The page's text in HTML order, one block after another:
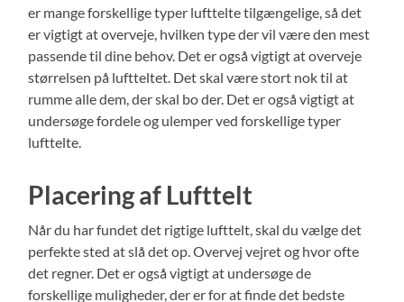
er mange forskellige typer lufttelte tilgængelige, så det
er vigtigt at overveje, hvilken type der vil være den mest
passende til dine behov. Det er også vigtigt at overveje
størrelsen på luftteltet. Det skal være stort nok til at
rumme alle dem, der skal bo der. Det er også vigtigt at
undersøge fordele og ulemper ved forskellige typer
lufttelte.
Placering af Lufttelt
Når du har fundet det rigtige lufttelt, skal du vælge det
perfekte sted at slå det op. Overvej vejret og hvor ofte
det regner. Det er også vigtigt at undersøge de
forskellige muligheder, der er for at finde det bedste